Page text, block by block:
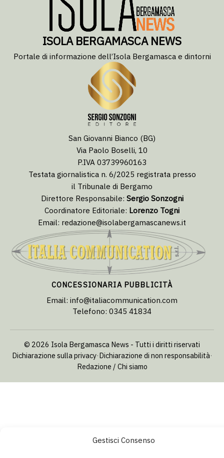
Gestisci Consenso
ISOLA BERGAMASCA NEWS
Portale di informazione dell’Isola Bergamasca e dintorni
San Giovanni Bianco (BG)
Via Paolo Boselli, 10
P.IVA 03739960163
Testata giornalistica n. 6/2025 registrata presso
il Tribunale di Bergamo
Direttore Responsabile: Sergio Sonzogni
Coordinatore Editoriale: Lorenzo Togni
Email: redazione@isolabergamascanews.it
CONCESSIONARIA PUBBLICITÀ
Email: info@italiacommunication.com
Telefono: 0345 41834
© 2026 Isola Bergamasca News - Tutti i diritti riservati
Dichiarazione sulla privacy·Dichiarazione di non responsabilità·
Redazione / Chi siamo